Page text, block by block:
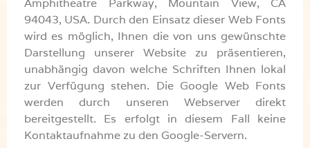
Amphitheatre Parkway, Mountain View, CA
94043, USA. Durch den Einsatz dieser Web Fonts
wird es möglich, Ihnen die von uns gewünschte
Darstellung unserer Website zu präsentieren,
unabhängig davon welche Schriften Ihnen lokal
zur Verfügung stehen. Die Google Web Fonts
werden durch unseren Webserver direkt
bereitgestellt. Es erfolgt in diesem Fall keine
Kontaktaufnahme zu den Google-Servern.